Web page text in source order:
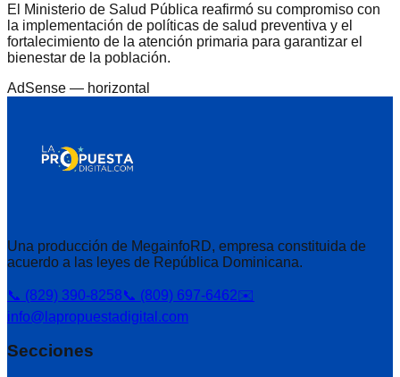
El Ministerio de Salud Pública reafirmó su compromiso con
la implementación de políticas de salud preventiva y el
fortalecimiento de la atención primaria para garantizar el
bienestar de la población.
AdSense — horizontal
Una producción de MegainfoRD, empresa constituida de
acuerdo a las leyes de República Dominicana.
📞 (829) 390-8258📞 (809) 697-6462✉️
info@lapropuestadigital.com
Secciones